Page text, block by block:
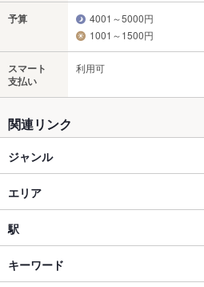
予算
4001～5000円
1001～1500円
スマート
支払い
利用可
関連リンク
ジャンル
居酒屋
海鮮
四ツ谷・麹町・市ヶ谷・九段下 × 居酒屋
エリア
市ヶ谷
市ヶ谷 × 居酒屋
駅
市ケ谷駅
キーワード